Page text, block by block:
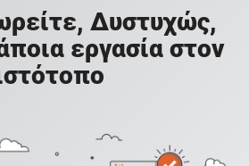
Δυστυχώς,
εργασία στον